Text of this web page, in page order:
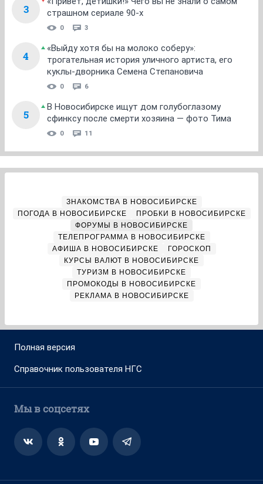
3
страшном сериале 90-х
0 3
4
«Выйду хотя бы на молоко соберу»:
трогательная история уличного артиста, его
куклы-дворника Семена Степановича
0 6
5
В Новосибирске ищут дом голубоглазому
сфинксу после смерти хозяина — фото Тима
0 11
ЗНАКОМСТВА В НОВОСИБИРСКЕ
ПОГОДА В НОВОСИБИРСКЕ
ПРОБКИ В НОВОСИБИРСКЕ
ФОРУМЫ В НОВОСИБИРСКЕ
ТЕЛЕПРОГРАММА В НОВОСИБИРСКЕ
АФИША В НОВОСИБИРСКЕ
ГОРОСКОП
КУРСЫ ВАЛЮТ В НОВОСИБИРСКЕ
ТУРИЗМ В НОВОСИБИРСКЕ
ПРОМОКОДЫ В НОВОСИБИРСКЕ
РЕКЛАМА В НОВОСИБИРСКЕ
Полная версия
Справочник пользователя НГС
Мы в соцсетях